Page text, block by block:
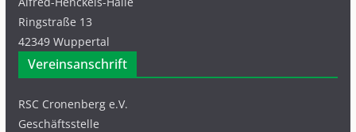
Ringstraße 13
42349 Wuppertal
Vereinsanschrift
RSC Cronenberg e.V.
Geschäftsstelle